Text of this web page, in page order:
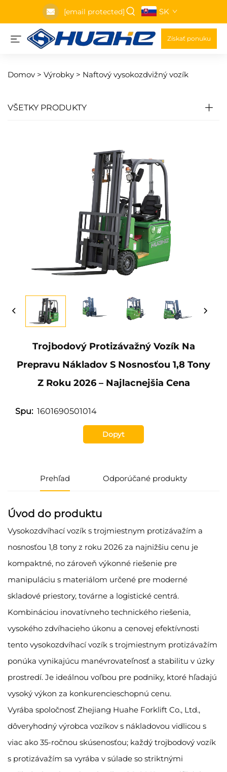
[email protected] SK
Získať ponuku
Domov > Výrobky > Naftový vysokozdvižný vozík
VŠETKY PRODUKTY
Trojbodový Protizávažný Vozík Na
Prepravu Nákladov S Nosnosťou 1,8 Tony
Z Roku 2026 – Najlacnejšia Cena
Spu: 1601690501014
Dopyt
Prehľad Odporúčané produkty
Úvod do produktu
Vysokozdvíhací vozík s trojmiestnym protizávažím a
nosnosťou 1,8 tony z roku 2026 za najnižšiu cenu je
kompaktné, no zároveň výkonné riešenie pre
manipuláciu s materiálom určené pre moderné
skladové priestory, továrne a logistické centrá.
Kombináciou inovatívneho technického riešenia,
vysokého zdvíhacieho úkonu a cenovej efektívnosti
tento vysokozdvíhací vozík s trojmiestnym protizávažím
ponúka vynikajúcu manévrovateľnosť a stabilitu v úzky
prostredí. Je ideálnou voľbou pre podniky, ktoré hľadajú
vysoký výkon za konkurencieschopnú cenu.
Vyrába spoločnosť Zhejiang Huahe Forklift Co., Ltd.,
dôveryhodný výrobca vozíkov s nákladovou vidlicou s
viac ako 35-ročnou skúsenosťou; každý trojbodový vozík
s protizávažím sa vyrába v súlade so striktnými